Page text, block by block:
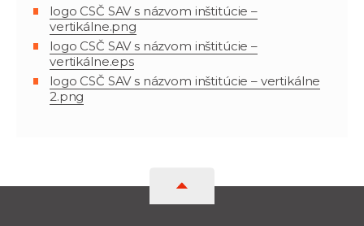
logo CSČ SAV s názvom inštitúcie –
vertikálne.png
logo CSČ SAV s názvom inštitúcie –
vertikálne.eps
logo CSČ SAV s názvom inštitúcie – vertikálne
2.png